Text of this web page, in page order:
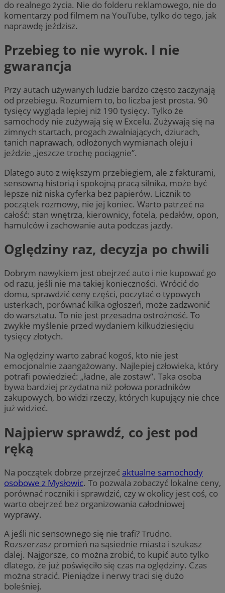
do realnego życia. Nie do folderu reklamowego, nie do
komentarzy pod filmem na YouTube, tylko do tego, jak
naprawdę jeździsz.
Przebieg to nie wyrok. I nie
gwarancja
Przy autach używanych ludzie bardzo często zaczynają
od przebiegu. Rozumiem to, bo liczba jest prosta. 90
tysięcy wygląda lepiej niż 190 tysięcy. Tylko że
samochody nie zużywają się w Excelu. Zużywają się na
zimnych startach, progach zwalniających, dziurach,
tanich naprawach, odłożonych wymianach oleju i
jeździe „jeszcze trochę pociągnie”.
Dlatego auto z większym przebiegiem, ale z fakturami,
sensowną historią i spokojną pracą silnika, może być
lepsze niż niska cyferka bez papierów. Licznik to
początek rozmowy, nie jej koniec. Warto patrzeć na
całość: stan wnętrza, kierownicy, fotela, pedałów, opon,
hamulców i zachowanie auta podczas jazdy.
Oględziny raz, decyzja po chwili
Dobrym nawykiem jest obejrzeć auto i nie kupować go
od razu, jeśli nie ma takiej konieczności. Wrócić do
domu, sprawdzić ceny części, poczytać o typowych
usterkach, porównać kilka ogłoszeń, może zadzwonić
do warsztatu. To nie jest przesadna ostrożność. To
zwykłe myślenie przed wydaniem kilkudziesięciu
tysięcy złotych.
Na oględziny warto zabrać kogoś, kto nie jest
emocjonalnie zaangażowany. Najlepiej człowieka, który
potrafi powiedzieć: „ładne, ale zostaw”. Taka osoba
bywa bardziej przydatna niż połowa poradników
zakupowych, bo widzi rzeczy, których kupujący nie chce
już widzieć.
Najpierw sprawdź, co jest pod
ręką
Na początek dobrze przejrzeć aktualne samochody
osobowe z Mysłowic. To pozwala zobaczyć lokalne ceny,
porównać roczniki i sprawdzić, czy w okolicy jest coś, co
warto obejrzeć bez organizowania całodniowej
wyprawy.
A jeśli nic sensownego się nie trafi? Trudno.
Rozszerzasz promień na sąsiednie miasta i szukasz
dalej. Najgorsze, co można zrobić, to kupić auto tylko
dlatego, że już poświęciło się czas na oględziny. Czas
można stracić. Pieniądze i nerwy traci się dużo
boleśniej.